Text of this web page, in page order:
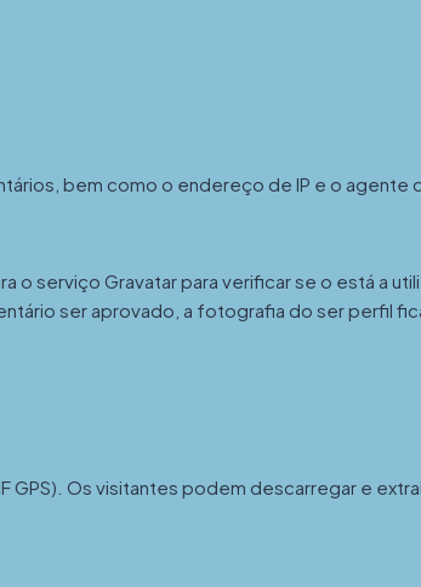
bem como o endereço de IP e o agente
o serviço Gravatar para verificar se o está a
ser aprovado, a fotografia do ser perfil
GPS). Os visitantes podem descarregar e